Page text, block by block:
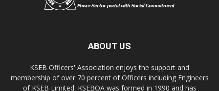
ABOUT US
KSEB Officers' Association enjoys the support and
membership of over 70 percent of Officers including Engineers
of KSEB Limited. KSEBOA was formed in 1990 and has